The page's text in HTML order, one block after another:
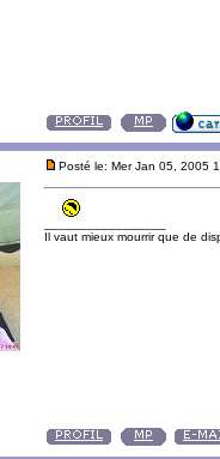
Posté le: Mer Jan 05, 2005
Il vaut mieux mourrir que de